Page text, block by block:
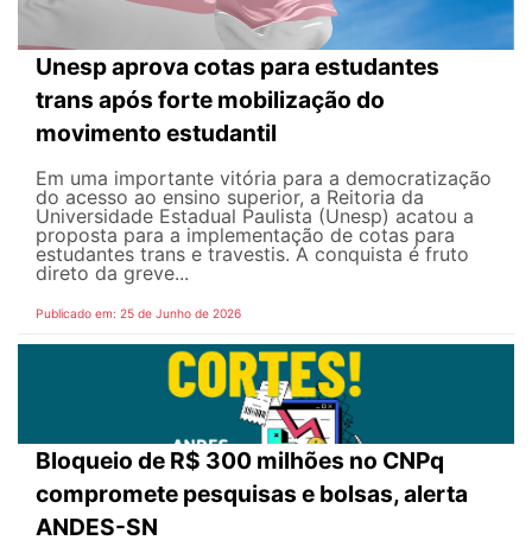
Unesp aprova cotas para estudantes
trans após forte mobilização do
movimento estudantil
Em uma importante vitória para a democratização
do acesso ao ensino superior, a Reitoria da
Universidade Estadual Paulista (Unesp) acatou a
proposta para a implementação de cotas para
estudantes trans e travestis. A conquista é fruto
direto da greve...
Publicado em: 25 de Junho de 2026
Bloqueio de R$ 300 milhões no CNPq
compromete pesquisas e bolsas, alerta
ANDES-SN